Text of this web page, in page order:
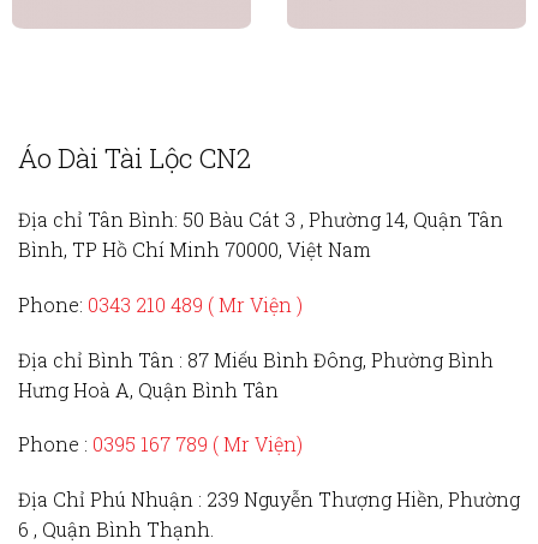
Áo Dài Tài Lộc CN2
Địa chỉ Tân Bình: 50 Bàu Cát 3 , Phường 14, Quận Tân
Bình, TP Hồ Chí Minh 70000, Việt Nam
Phone: 0343 210 489 ( Mr Viện )
Địa chỉ Bình Tân : 87 Miếu Bình Đông, Phường Bình
Hưng Hoà A, Quận Bình Tân
Phone : 0395 167 789 ( Mr Viện)
Địa Chỉ Phú Nhuận : 239 Nguyễn Thượng Hiền, Phường
6 , Quận Bình Thạnh.